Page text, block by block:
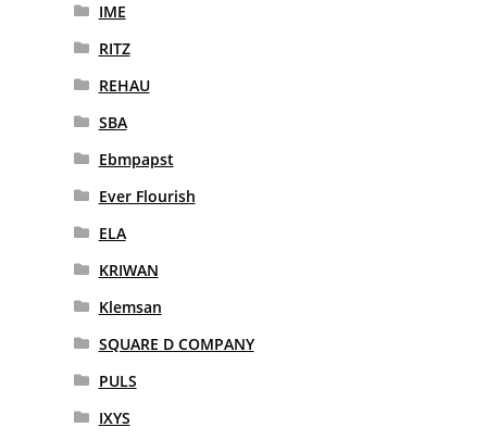
IME
RITZ
REHAU
SBA
Ebmpapst
Ever Flourish
ELA
KRIWAN
Klemsan
SQUARE D COMPANY
PULS
IXYS